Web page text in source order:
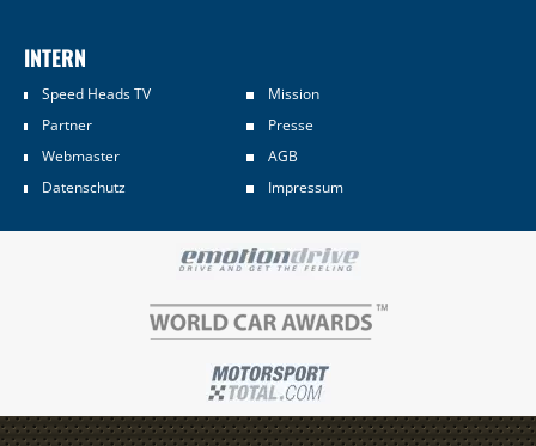
INTERN
Speed Heads TV
Mission
Partner
Presse
Webmaster
AGB
Datenschutz
Impressum